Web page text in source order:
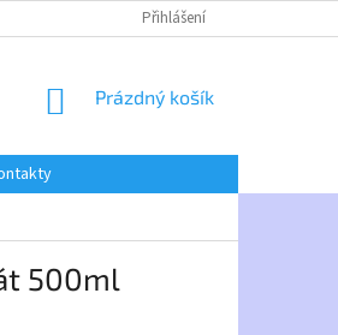
Přihlášení
NÁKUPNÍ
Prázdný košík
500ml